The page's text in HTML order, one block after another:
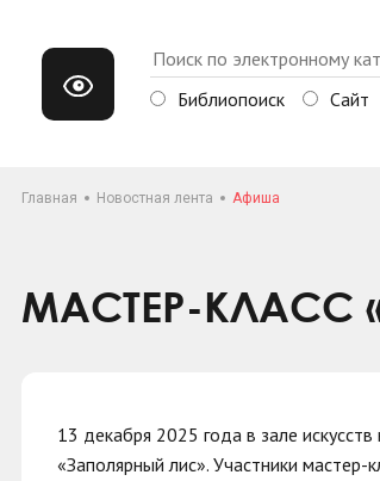
Библиопоиск Сайт
Главная Новостная лента Афиша
МАСТЕР-КЛАСС
13 декабря 2025 года в зале
«Заполярный лис». Участники